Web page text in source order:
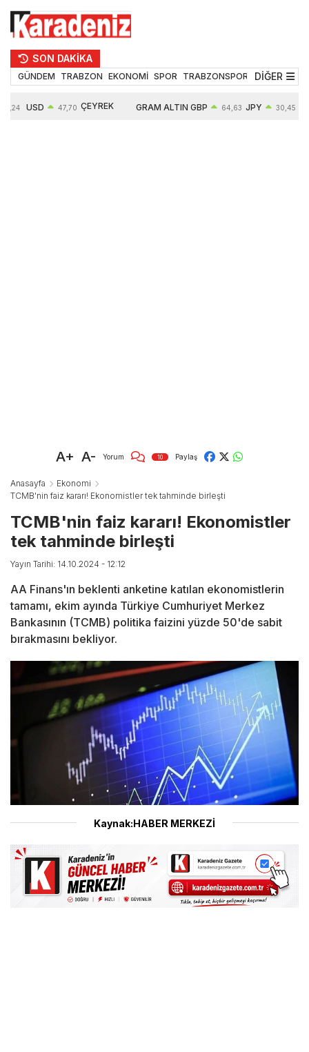
SON DAKİKA
GÜNDEM TRABZON EKONOMİ SPOR TRABZONSPOR TEKNOLOJİ
DİĞER
USD 47,70 ÇEYREK GRAM ALTIN GBP 64,63 JPY 30,45
A+ A- Yorum 10 Paylaş
Anasayfa
Ekonomi
TCMB'nin faiz kararı! Ekonomistler tek tahminde birleşti
TCMB'nin faiz kararı! Ekonomistler
tek tahminde birleşti
Yayın Tarihi: 14.10.2024 - 12:12
AA Finans'ın beklenti anketine katılan ekonomistlerin
tamamı, ekim ayında Türkiye Cumhuriyet Merkez
Bankasının (TCMB) politika faizini yüzde 50'de sabit
bırakmasını bekliyor.
Kaynak:HABER MERKEZİ